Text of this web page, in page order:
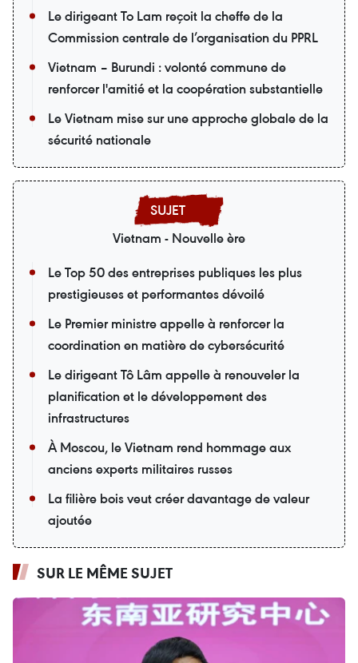
Le dirigeant To Lam reçoit la cheffe de la
Commission centrale de l’organisation du PPRL
Vietnam – Burundi : volonté commune de
renforcer l'amitié et la coopération substantielle
Le Vietnam mise sur une approche globale de la
sécurité nationale
Vietnam - Nouvelle ère
Le Top 50 des entreprises publiques les plus
prestigieuses et performantes dévoilé
Le Premier ministre appelle à renforcer la
coordination en matière de cybersécurité
Le dirigeant Tô Lâm appelle à renouveler la
planification et le développement des
infrastructures
À Moscou, le Vietnam rend hommage aux
anciens experts militaires russes
La filière bois veut créer davantage de valeur
ajoutée
SUR LE MÊME SUJET